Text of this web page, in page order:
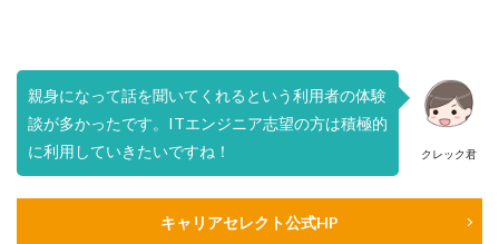
クレック君
親身になって話を聞いてくれるという利用者の体験
談が多かったです。ITエンジニア志望の方は積極的
に利用していきたいですね！
キャリアセレクト公式HP